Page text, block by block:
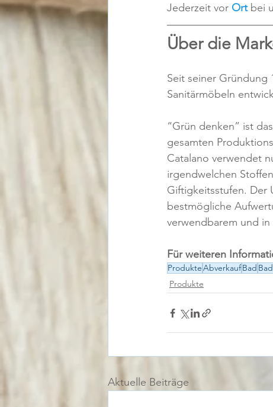
Jederzeit vor Ort bei
Über die
Seit seiner Gründung
Sanitärmöbeln
“Grün denken” ist
gesamten
Catalano verwendet
irgendwelchen
Giftigkeitsstufen. Der
bestmögliche
verwendbarem und
Für weiteren
ProdukteAbverkaufBad
Produkte
Aktuelle Beiträge